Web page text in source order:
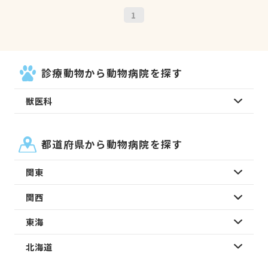
1
診療動物から動物病院を探す
獣医科
都道府県から動物病院を探す
関東
関西
東海
北海道